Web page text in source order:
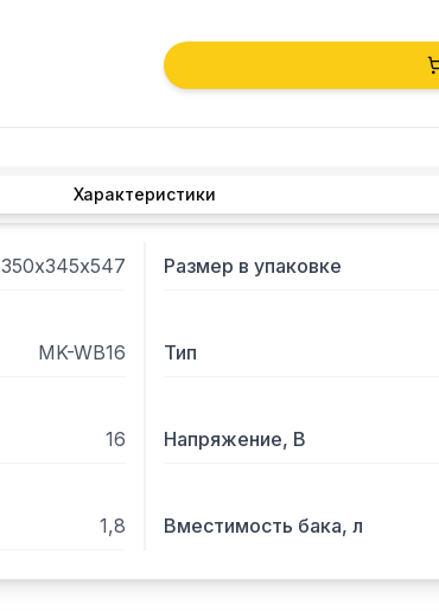
Характеристики
350х345х547 Размер в упаковке
MK-WB16 Тип
16 Напряжение, В
1,8 Вместимость бака, л